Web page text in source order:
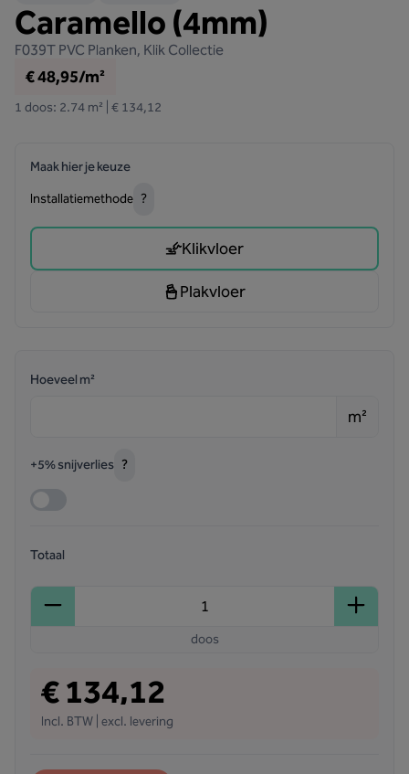
Caramello (4mm)
F039T PVC Planken, Klik Collectie
€ 48,95/m²
1 doos: 2.74 m² | € 134,12
Maak hier je keuze
Installatiemethode ?
Klikvloer
Plakvloer
Hoeveel m²
m²
+5% snijverlies ?
Totaal
doos
€ 134,12
Incl. BTW | excl. levering